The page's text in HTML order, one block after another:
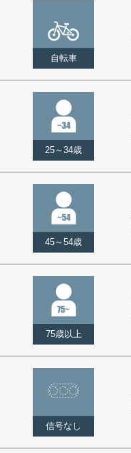
自転車
25～34歳
45～54歳
75歳以上
信号なし